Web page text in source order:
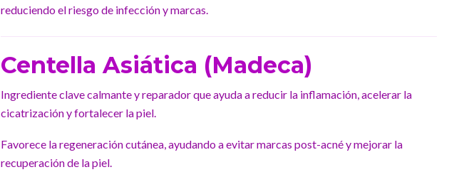
reduciendo el riesgo de infección y marcas.
Centella Asiática (Madeca)
Ingrediente clave calmante y reparador que ayuda a reducir la inflamación, acelerar la
cicatrización y fortalecer la piel.
Favorece la regeneración cutánea, ayudando a evitar marcas post-acné y mejorar la
recuperación de la piel.